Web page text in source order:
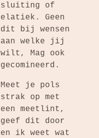
sluiting of
elatiek. Geen
dit bij wensen
aan welke jij
wilt, Mag ook
gecomineerd.
Meet je pols
strak op met
een meetlint,
geef dit door
en ik weet wat